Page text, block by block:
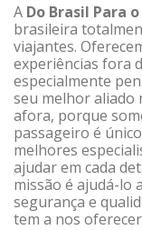
A Do Brasil Para
brasileira
viajantes.
experiências fora
especialmente
seu melhor aliado
afora, porque
passageiro é
melhores
ajudar em cada
missão é ajudá-lo
segurança e
tem a nos oferecer